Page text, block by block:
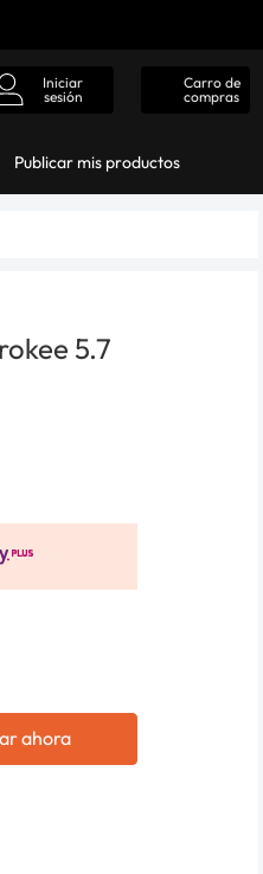
Iniciar
sesión
Carro de
compras
Publicar mis productos
5.7
ahora